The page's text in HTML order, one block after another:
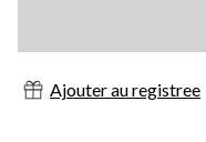
Ajouter au registree